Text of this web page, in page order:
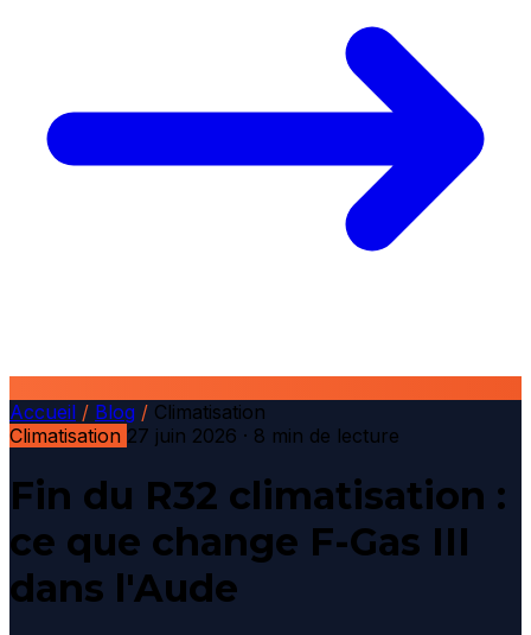
Accueil / Blog / Climatisation
Climatisation 27 juin 2026 · 8 min de lecture
Fin du R32 climatisation :
ce que change F-Gas III
dans l'Aude